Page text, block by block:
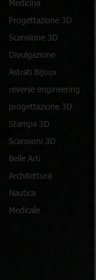
Medicina
Progettazione 3D
Scansione 3D
Divulgazione
Astrati Bijoux
reverse engineering
progettazione 3D
Stampa 3D
Scansioni 3D
Belle Arti
Architettura
Nautica
Medicale